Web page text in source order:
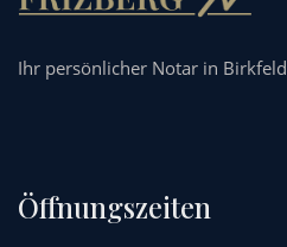
Ihr persönlicher Notar in Birkfeld
Öffnungszeiten